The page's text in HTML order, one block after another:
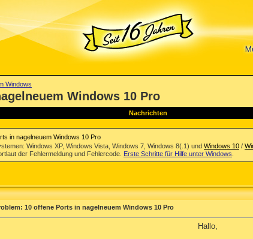
Windows
Windows 10 Pro
Nachrichten
in nagelneuem Windows 10 Pro
Windows XP, Windows Vista, Windows 7, Windows 8(.1) und Windows 10 /
der Fehlermeldung und Fehlercode. Erste Schritte für Hilfe unter Windows
10 offene Ports in nagelneuem Windows 10 Pro
Hallo,